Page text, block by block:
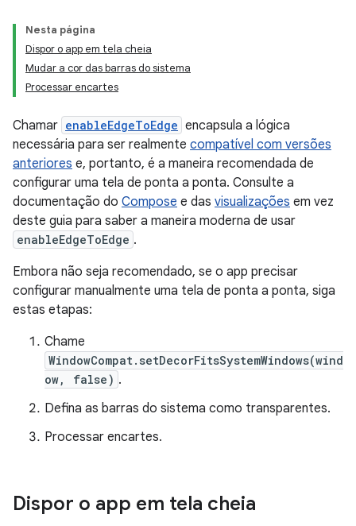
Nesta página
Dispor o app em tela cheia
Mudar a cor das barras do sistema
Processar encartes
Chamar enableEdgeToEdge encapsula a lógica
necessária para ser realmente compatível com versões
anteriores e, portanto, é a maneira recomendada de
configurar uma tela de ponta a ponta. Consulte a
documentação do Compose e das visualizações em vez
deste guia para saber a maneira moderna de usar
enableEdgeToEdge .
Embora não seja recomendado, se o app precisar
configurar manualmente uma tela de ponta a ponta, siga
estas etapas:
Chame
WindowCompat.setDecorFitsSystemWindows(wind
ow, false) .
Defina as barras do sistema como transparentes.
Processar encartes.
Dispor o app em tela cheia